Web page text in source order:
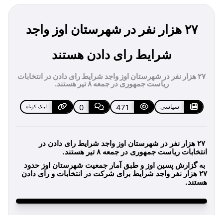
۲۷ هزار نفر در شهرستان اوز واجد
شرایط رای دادن هستند
۲۷ هزار نفر در شهرستان اوز واجد شرایط رای دادن در انتخابات
ریاست جمهوری در جمعه ۸ تیر هستند.
سیاسی 471
0 لینک کوتاه
۲۷ هزار نفر در شهرستان اوز واجد شرایط رای دادن در
انتخابات ریاست جمهوری در جمعه ۸ تیر هستند.
به گزارش پسین اوز و طبق آمار جمعیت شهرستان اوز حدود
۲۷ هزار نفر واجد شرایط برای شرکت در انتخابات و رای دادن
هستند.